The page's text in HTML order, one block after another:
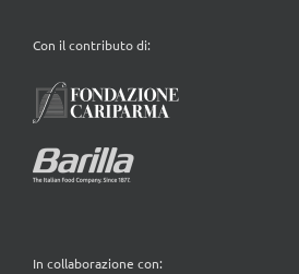
Con il contributo di:
In collaborazione con: